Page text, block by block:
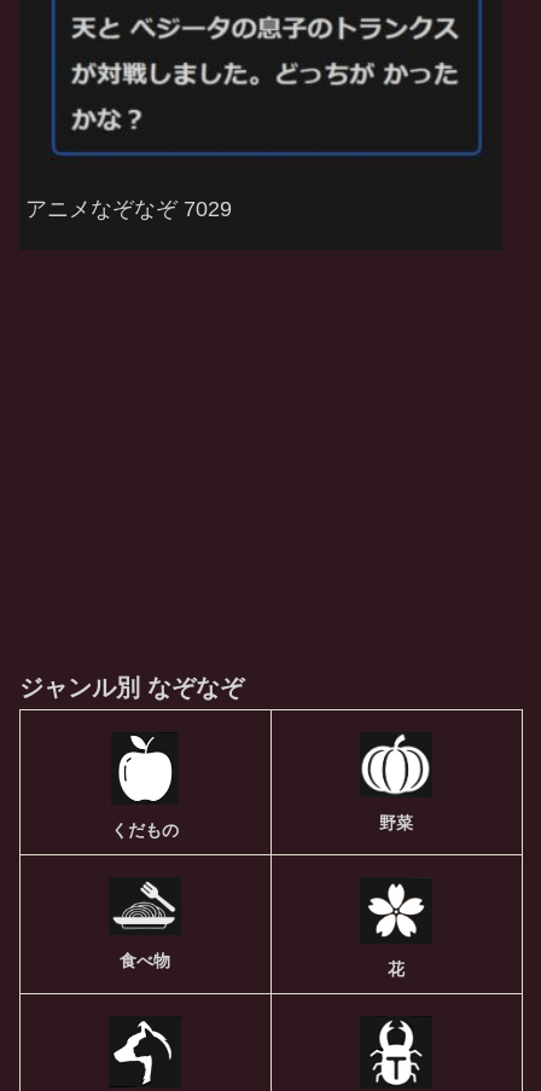
アニメなぞなぞ 7029
ジャンル別 なぞなぞ
くだもの 野菜
食べ物 花